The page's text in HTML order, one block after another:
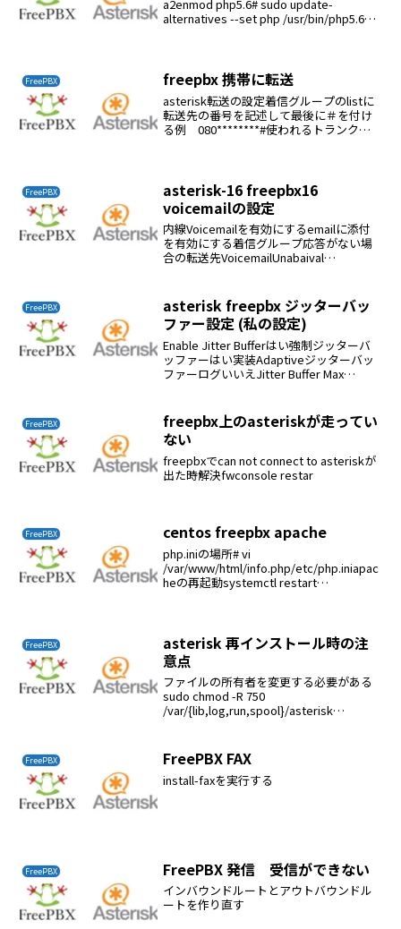
a2enmod php5.6# sudo update-
alternatives --set php /usr/bin/php5.6#
FreePBX freepbx 携帯に転送
asterisk転送の設定着信グループのlistに
転送先の番号を記述して最後に＃を付け
る例 080********#使われるトランクは
FreePBX
asterisk-16 freepbx16
voicemailの設定
内線Voicemailを有効にするemailに添付
を有効にする着信グループ応答がない場
合の転送先VoicemailUnabaival
FreePBX
asterisk freepbx ジッターバッ
ファー設定 (私の設定)
Enable Jitter Bufferはい強制ジッターバ
ッファーはい実装Adaptiveジッターバッ
ファーログいいえJitter Buffer Max
FreePBX
freepbx上のasteriskが走ってい
ない
freepbxでcan not connect to asteriskが
出た時解決fwconsole restar
FreePBX centos freepbx apache
php.iniの場所# vi
/var/www/html/info.php/etc/php.iniapac
heの再起動systemctl restart
FreePBX
asterisk 再インストール時の注
意点
ファイルの所有者を変更する必要がある
sudo chmod -R 750
/var/{lib,log,run,spool}/asterisk
FreePBX FreePBX FAX
install-faxを実行する
FreePBX FreePBX 発信 受信ができない
インバウンドルートとアウトバウンドル
ートを作り直す